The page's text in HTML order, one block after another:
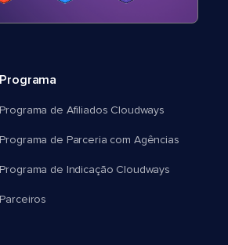
Programa
Programa de Afiliados Cloudways
Programa de Parceria com Agências
Programa de Indicação Cloudways
Parceiros